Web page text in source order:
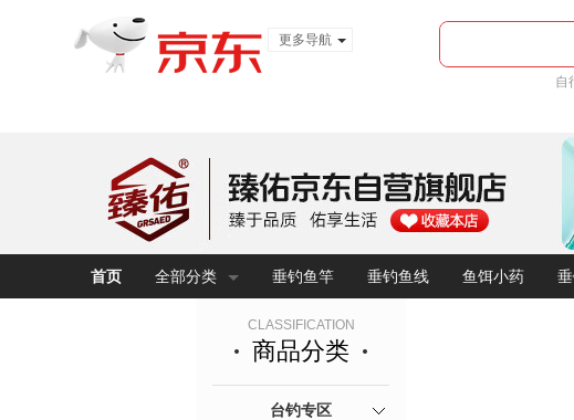
更多导航
自
首页 全部分类 垂钓鱼竿 垂钓鱼线 鱼饵小药
CLASSIFICATION
商品分类
台钓专区